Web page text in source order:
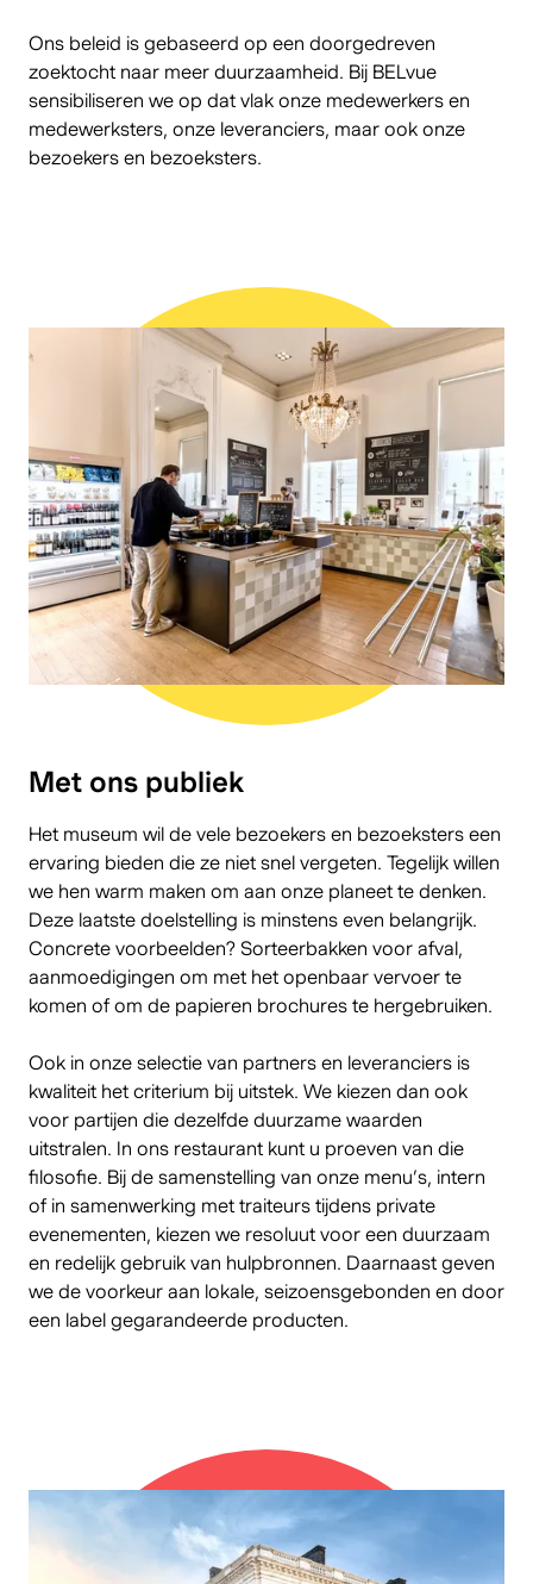
Ons beleid is gebaseerd op een doorgedreven
zoektocht naar meer duurzaamheid. Bij BELvue
sensibiliseren we op dat vlak onze medewerkers en
medewerksters, onze leveranciers, maar ook onze
bezoekers en bezoeksters.
ㅤMet ons publiek
Het museum wil de vele bezoekers en bezoeksters een
ervaring bieden die ze niet snel vergeten. Tegelijk willen
we hen warm maken om aan onze planeet te denken.
Deze laatste doelstelling is minstens even belangrijk.
Concrete voorbeelden? Sorteerbakken voor afval,
aanmoedigingen om met het openbaar vervoer te
komen of om de papieren brochures te hergebruiken.
Ook in onze selectie van partners en leveranciers is
kwaliteit het criterium bij uitstek. We kiezen dan ook
voor partijen die dezelfde duurzame waarden
uitstralen. In ons restaurant kunt u proeven van die
filosofie. Bij de samenstelling van onze menu’s, intern
of in samenwerking met traiteurs tijdens private
evenementen, kiezen we resoluut voor een duurzaam
en redelijk gebruik van hulpbronnen. Daarnaast geven
we de voorkeur aan lokale, seizoensgebonden en door
een label gegarandeerde producten.